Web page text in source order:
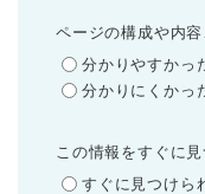
ページの構成や内
分かりやすかっ
分かりにくかっ
この情報をすぐに
すぐに見つけら